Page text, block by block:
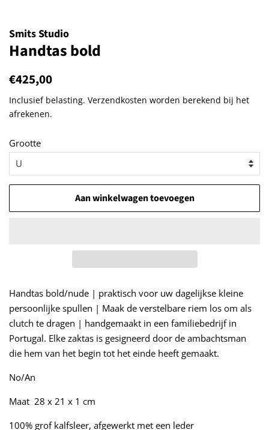
Smits Studio
Handtas bold
Normale
€425,00
Inclusief belasting. Verzendkosten worden berekend bij het
afrekenen.
Grootte
Aan winkelwagen toevoegen
Handtas bold/nude | praktisch voor uw dagelijkse kleine
persoonlijke spullen | Maak de verstelbare riem los om als
clutch te dragen | handgemaakt in een familiebedrijf in
Portugal. Elke zaktas is gesigneerd door de ambachtsman
die hem van het begin tot het einde heeft gemaakt.
No/An
Maat 28 x 21 x 1 cm
100% grof kalfsleer, afgewerkt met een leder